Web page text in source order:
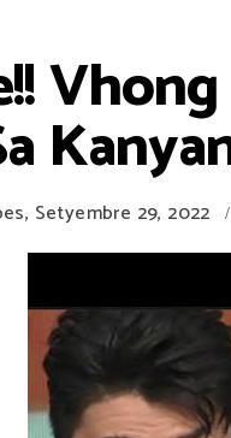
Setyembre 29, 2022 /